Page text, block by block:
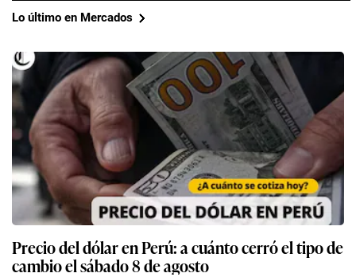
Lo último en Mercados
Precio del dólar en Perú: a cuánto cerró el tipo de
cambio el sábado 8 de agosto